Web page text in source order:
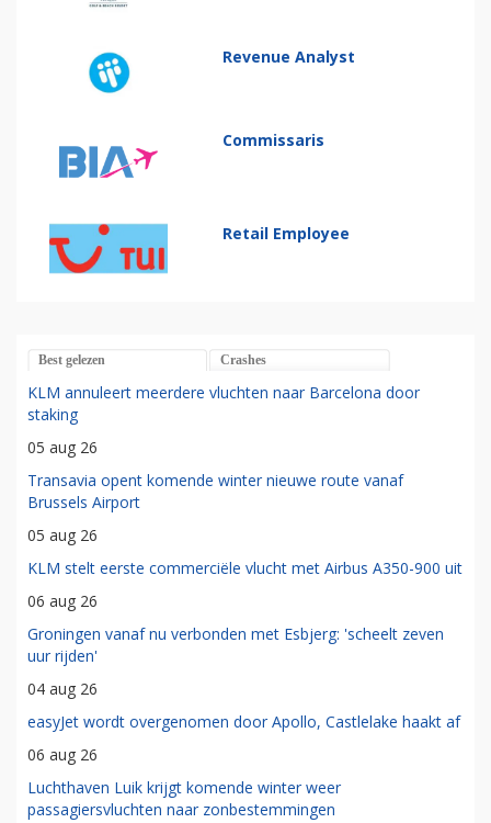
Revenue Analyst
Commissaris
Retail Employee
Best gelezen Crashes
KLM annuleert meerdere vluchten naar Barcelona door
staking
05 aug 26
Transavia opent komende winter nieuwe route vanaf
Brussels Airport
05 aug 26
KLM stelt eerste commerciële vlucht met Airbus A350-900 uit
06 aug 26
Groningen vanaf nu verbonden met Esbjerg: 'scheelt zeven
uur rijden'
04 aug 26
easyJet wordt overgenomen door Apollo, Castlelake haakt af
06 aug 26
Luchthaven Luik krijgt komende winter weer
passagiersvluchten naar zonbestemmingen